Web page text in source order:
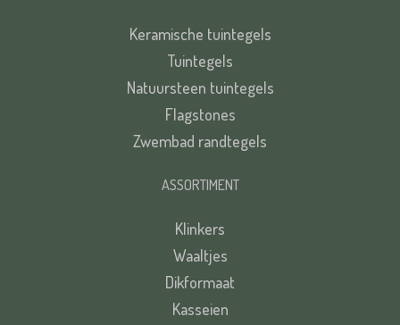
Keramische tuintegels
Tuintegels
Natuursteen tuintegels
Flagstones
Zwembad randtegels
ASSORTIMENT
Klinkers
Waaltjes
Dikformaat
Kasseien